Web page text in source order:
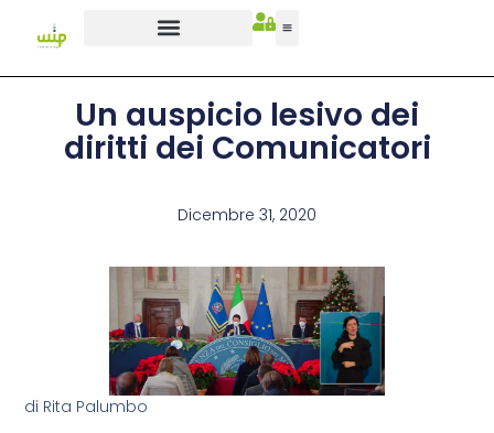
Un auspicio lesivo dei
diritti dei Comunicatori
Dicembre 31, 2020
di Rita Palumbo